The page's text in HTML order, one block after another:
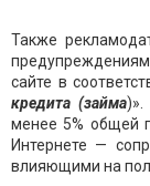
Также
сайте в
кредита (займа)».
менее 5% общей
Интернете —
влияющими на